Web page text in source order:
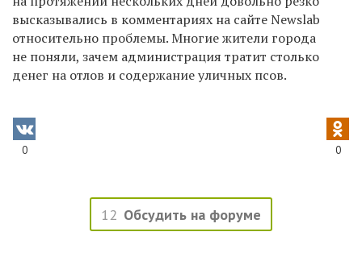
высказывались в комментариях на сайте Newslab
относительно проблемы. Многие жители города
не поняли, зачем администрация тратит столько
денег на отлов и содержание уличных псов.
0 0
12 Обсудить на форуме